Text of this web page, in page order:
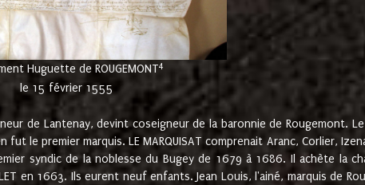
Huguette de ROUGEMONT4
le 15 février 1555
de Lantenay, devint coseigneur de la baronnie de Rougemont.
fut le premier marquis. LE MARQUISAT comprenait Aranc, Corlier,
syndic de la noblesse du Bugey de 1679 à 1686. Il achète la
en 1663. Ils eurent neuf enfants. Jean Louis, l'ainé, marquis de